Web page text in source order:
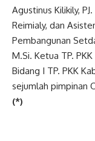
Agustinus Kilikily,
Reimialy, dan
Pembangunan
M.Si. Ketua TP.
Bidang I TP. PKK
sejumlah pimpinan
(*)